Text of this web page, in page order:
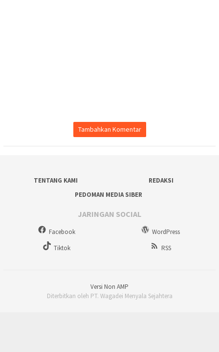
Tambahkan Komentar
TENTANG KAMI
REDAKSI
PEDOMAN MEDIA SIBER
JARINGAN SOCIAL
Facebook
WordPress
Tiktok
RSS
Versi Non AMP
Diterbitkan oleh PT. Wagadei Menyala Sejahtera